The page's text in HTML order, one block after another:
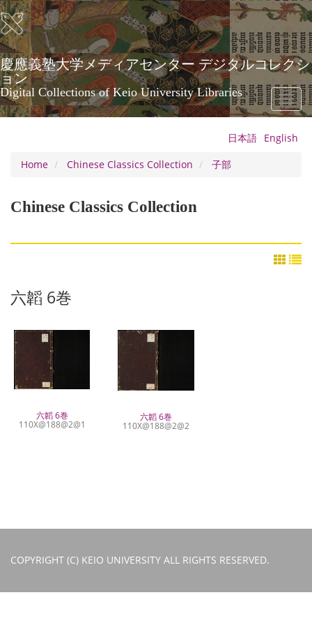
Skip
to
main
content
慶應義塾大学メディアセンター デジタルコレクシ
ョン
Digital Collections of Keio University Libraries
Toggle
日本語 English
Home
Chinese Classics Collection 子部
Chinese Classics Collection
六韜 6巻
六韜 6巻
110X@188@2@1
六韜 6巻
110X@188@2@2
COPYRIGHT (C) KEIO UNIVERSITY ALL RIGHTS RESERVED.